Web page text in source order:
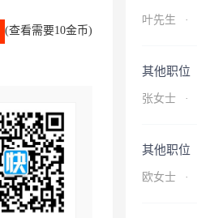
(查看需要10金币)
叶先生 ·
其他职位
张女士 ·
其他职位
欧女士 ·